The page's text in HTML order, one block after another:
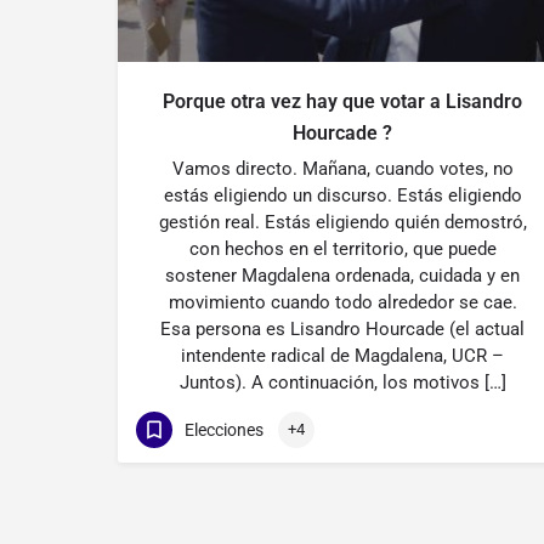
Porque otra vez hay que votar a Lisandro
Hourcade ?
Vamos directo. Mañana, cuando votes, no
estás eligiendo un discurso. Estás eligiendo
gestión real. Estás eligiendo quién demostró,
con hechos en el territorio, que puede
sostener Magdalena ordenada, cuidada y en
movimiento cuando todo alrededor se cae.
Esa persona es Lisandro Hourcade (el actual
intendente radical de Magdalena, UCR –
Juntos). A continuación, los motivos […]
Elecciones +4